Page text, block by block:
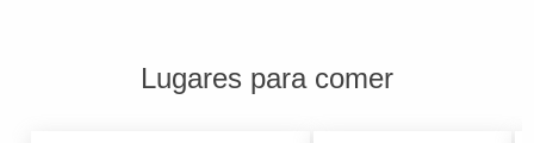
Lugares para comer